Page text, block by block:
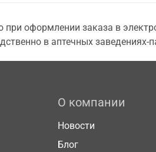
оформлении заказа в
в аптечных заведениях-
О компании
Новости
Блог